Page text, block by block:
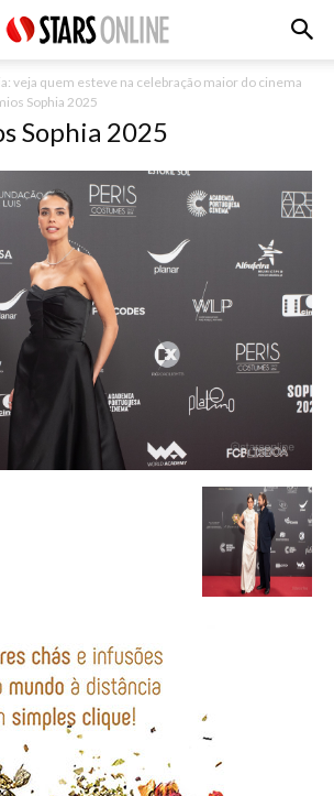
veja quem esteve na celebração maior do cinema
Sophia 2025
Sophia 2025